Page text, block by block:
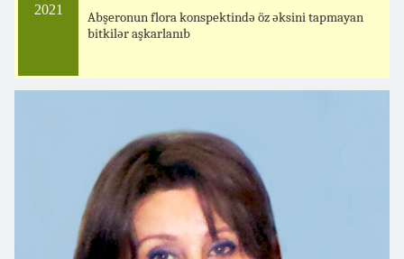
2021
Abşeronun flora konspektində öz əksini tapmayan
bitkilər aşkarlanıb